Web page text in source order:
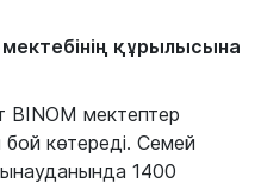
құрылысына
мектептер
бой көтереді. Семей
1400